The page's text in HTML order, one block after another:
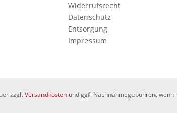
Widerrufsrecht
Datenschutz
Entsorgung
Impressum
zzgl.Versandkostenund ggf. Nachnahmegebühren, wenn